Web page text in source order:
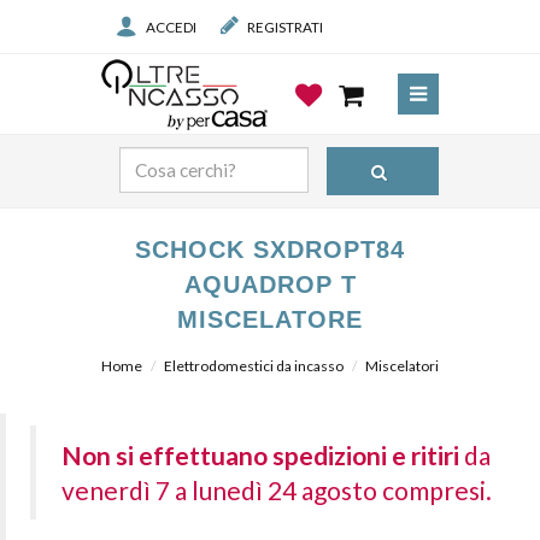
ACCEDI REGISTRATI
SCHOCK SXDROPT84
AQUADROP T
MISCELATORE
Home Elettrodomestici da incasso Miscelatori
Non si effettuano spedizioni e ritiri da
venerdì 7 a lunedì 24 agosto compresi.